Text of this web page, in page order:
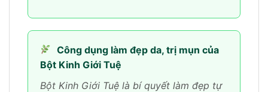
Công dụng làm đẹp da, trị mụn của
Bột Kinh Giới Tuệ
Bột Kinh Giới Tuệ là bí quyết làm đẹp tự